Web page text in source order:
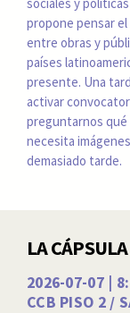
propone pensar
entre obras y
países
presente. Una
activar
preguntarnos qué
necesita
demasiado tarde.
LA
2026-07-07 |
CCB PISO 2 /